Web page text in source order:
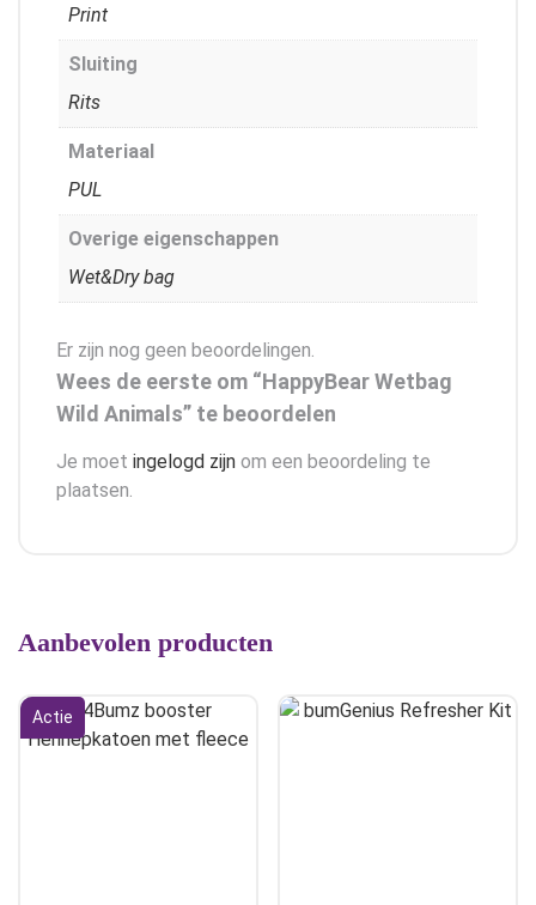
Print
Sluiting
Rits
Materiaal
PUL
Overige eigenschappen
Wet&Dry bag
Er zijn nog geen beoordelingen.
Wees de eerste om “HappyBear Wetbag
Wild Animals” te beoordelen
Je moet ingelogd zijn om een beoordeling te
plaatsen.
Aanbevolen producten
Actie